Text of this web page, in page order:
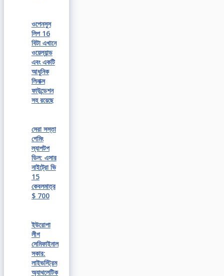
ওপেনসুস
লিপ 16
বিটা এখানে
ওয়েল্যান্ড
এবং একটি
আধুনিক
লিনাক্স
ফাউন্ডেশন
সহ রয়েছে
সেরা সস্তা
গেমিং
ল্যাপটপ
ডিল: এসার
নাইট্রো ভি
15
কেবলমাত্র
$ 700
ইউরোপা
লীগ
সেমিফাইনাল
সকার:
লাইভস্ট্রিম
অ্যাথলেটিক